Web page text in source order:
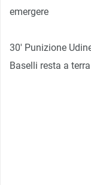
emergere
30′ Punizione
Baselli resta a